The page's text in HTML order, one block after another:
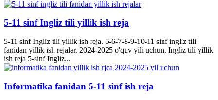
5-11 sinf Ingliz tili yillik ish reja
5-11 sinf Ingliz tili yillik ish reja. 5-6-7-8-9-10-11 sinf ingliz tili
fanidan yillik ish rejalar. 2024-2025 o'quv yili uchun. Ingliz tili yillik
ish reja 5-sinf Ingliz...
Informatika fanidan 5-11 sinf ish reja